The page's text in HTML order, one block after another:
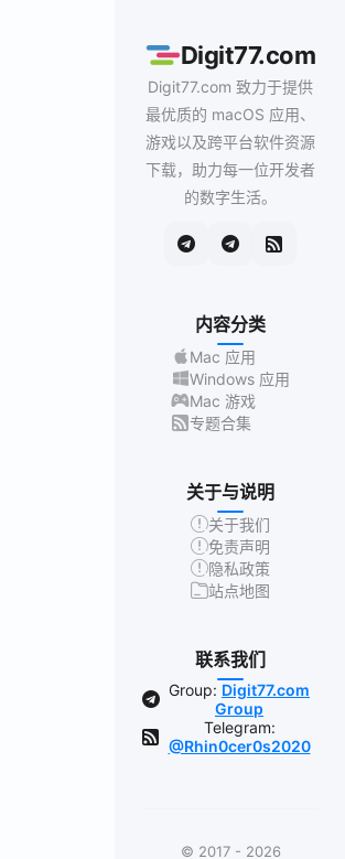
Digit77.com
Digit77.com 致力于提供
最优质的 macOS 应用、
游戏以及跨平台软件资源
下载，助力每一位开发者
的数字生活。
内容分类
Mac 应用
Windows 应用
Mac 游戏
专题合集
关于与说明
关于我们
免责声明
隐私政策
站点地图
联系我们
Group: Digit77.com
Group
Telegram:
@Rhin0cer0s2020
© 2017 - 2026